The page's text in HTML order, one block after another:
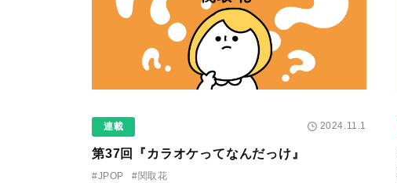
連載 2024.11.1
第37回『カラオケってなんだっけ』
#JPOP #関取花